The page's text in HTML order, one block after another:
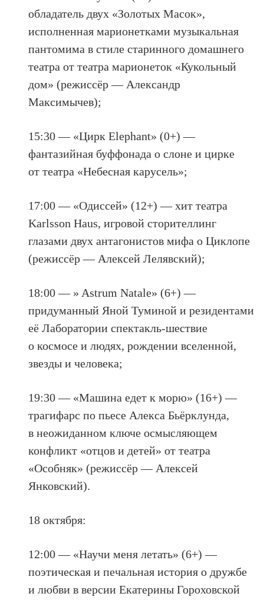
обладатель двух «Золотых Масок»,
исполненная марионетками музыкальная
пантомима в стиле старинного домашнего
театра от театра марионеток «Кукольный
дом» (режиссёр — Александр
Максимычев);
15:30 — «Цирк Elephant» (0+) —
фантазийная буффонада о слоне и цирке
от театра «Небесная карусель»;
17:00 — «Одиссей» (12+) — хит театра
Karlsson Haus, игровой сторителлинг
глазами двух антагонистов мифа о Циклопе
(режиссёр — Алексей Лелявский);
18:00 — » Astrum Natale» (6+) —
придуманный Яной Туминой и резидентами
её Лаборатории спектакль-шествие
о космосе и людях, рождении вселенной,
звезды и человека;
19:30 — «Машина едет к морю» (16+) —
трагифарс по пьесе Алекса Бьёрклунда,
в неожиданном ключе осмысляющем
конфликт «отцов и детей» от театра
«Особняк» (режиссёр — Алексей
Янковский).
18 октября:
12:00 — «Научи меня летать» (6+) —
поэтическая и печальная история о дружбе
и любви в версии Екатерины Гороховской